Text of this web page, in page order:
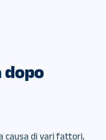
dopo
causa di vari fattori,